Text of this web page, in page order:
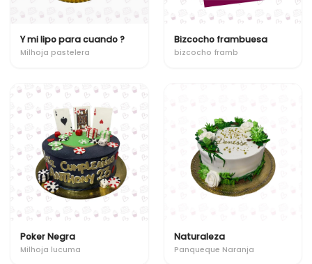
Y mi lipo para cuando ?
Milhoja pastelera
Bizcocho frambuesa
bizcocho framb
Poker Negra
Milhoja lucuma
Naturaleza
Panqueque Naranja